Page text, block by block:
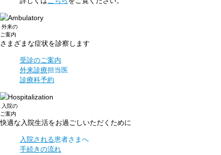
外来の
ご案内
さまざまな症状を診察します
受診のご案内
外来診療担当医
診療科予約
入院の
ご案内
快適な入院生活をお過ごしいただくために
入院される患者さまへ
手続きの流れ